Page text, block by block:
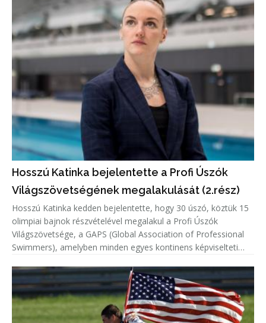
Hosszú Katinka bejelentette a Profi Úszók
Világszövetségének megalakulását (2.rész)
Hosszú Katinka kedden bejelentette, hogy 30 úszó, köztük 15
olimpiai bajnok részvételével megalakul a Profi Úszók
Világszövetsége, a GAPS (Global Association of Professional
Swimmers), amelyben minden egyes kontinens képviselteti